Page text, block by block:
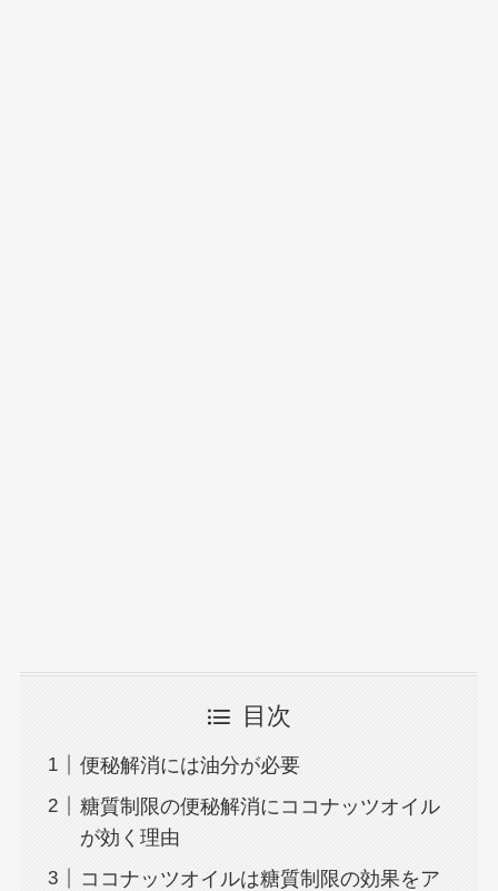
目次
便秘解消には油分が必要
糖質制限の便秘解消にココナッツオイル
が効く理由
ココナッツオイルは糖質制限の効果をア